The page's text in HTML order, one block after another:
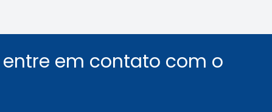
em contato com o